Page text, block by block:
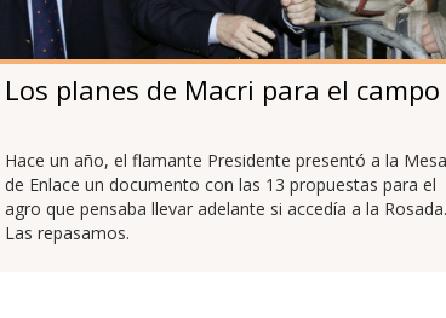
Los planes de Macri para el campo
Hace un año, el flamante Presidente presentó a la Mesa
de Enlace un documento con las 13 propuestas para el
agro que pensaba llevar adelante si accedía a la Rosada.
Las repasamos.